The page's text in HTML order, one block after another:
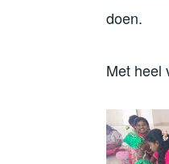
doen.
Met heel